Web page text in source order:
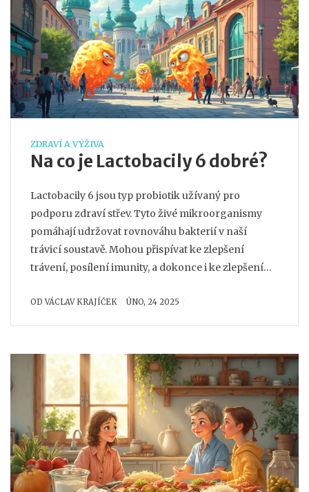
ZDRAVÍ A VÝŽIVA
Na co je Lactobacily 6 dobré?
Lactobacily 6 jsou typ probiotik užívaný pro
podporu zdraví střev. Tyto živé mikroorganismy
pomáhají udržovat rovnováhu bakterií v naší
trávicí soustavě. Mohou přispívat ke zlepšení
trávení, posílení imunity, a dokonce i ke zlepšení
potížemi nebo chtějí posílit své zdraví přirozeným
svého života.
ODVÁCLAV KRAJÍČEK ÚNO, 24 2025